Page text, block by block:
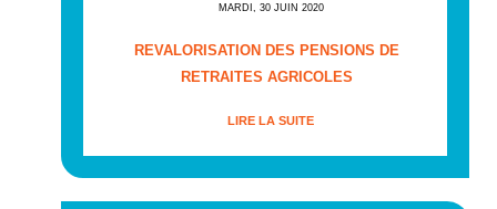
MARDI, 30 JUIN 2020
REVALORISATION DES PENSIONS DE
RETRAITES AGRICOLES
LIRE LA SUITE